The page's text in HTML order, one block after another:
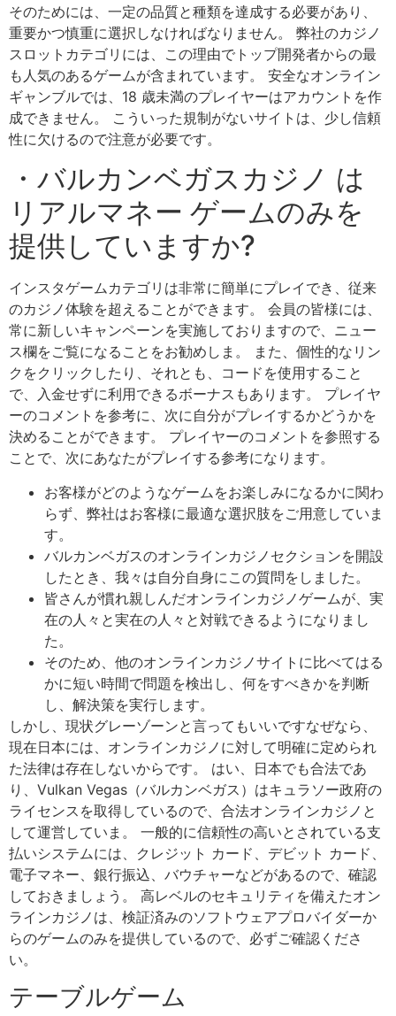
そのためには、一定の品質と種類を達成する必要があり、
重要かつ慎重に選択しなければなりません。 弊社のカジノ
スロットカテゴリには、この理由でトップ開発者からの最
も人気のあるゲームが含まれています。 安全なオンライン
ギャンブルでは、18 歳未満のプレイヤーはアカウントを作
成できません。 こういった規制がないサイトは、少し信頼
性に欠けるので注意が必要です。
・バルカンベガスカジノ は
リアルマネー ゲームのみを
提供していますか?
インスタゲームカテゴリは非常に簡単にプレイでき、従来
のカジノ体験を超えることができます。 会員の皆様には、
常に新しいキャンペーンを実施しておりますので、ニュー
ス欄をご覧になることをお勧めしま。 また、個性的なリン
クをクリックしたり、それとも、コードを使用すること
で、入金せずに利用できるボーナスもあります。 プレイヤ
ーのコメントを参考に、次に自分がプレイするかどうかを
決めることができます。 プレイヤーのコメントを参照する
ことで、次にあなたがプレイする参考になります。
お客様がどのようなゲームをお楽しみになるかに関わ
らず、弊社はお客様に最適な選択肢をご用意していま
す。
バルカンベガスのオンラインカジノセクションを開設
したとき、我々は自分自身にこの質問をしました。
皆さんが慣れ親しんだオンラインカジノゲームが、実
在の人々と実在の人々と対戦できるようになりまし
た。
そのため、他のオンラインカジノサイトに比べてはる
かに短い時間で問題を検出し、何をすべきかを判断
し、解決策を実行します。
しかし、現状グレーゾーンと言ってもいいですなぜなら、
現在日本には、オンラインカジノに対して明確に定められ
た法律は存在しないからです。 はい、日本でも合法であ
り、Vulkan Vegas（バルカンベガス）はキュラソー政府の
ライセンスを取得しているので、合法オンラインカジノと
して運営していま。 一般的に信頼性の高いとされている支
払いシステムには、クレジット カード、デビット カード、
電子マネー、銀行振込、バウチャーなどがあるので、確認
しておきましょう。 高レベルのセキュリティを備えたオン
ラインカジノは、検証済みのソフトウェアプロバイダーか
らのゲームのみを提供しているので、必ずご確認くださ
い。
テーブルゲーム